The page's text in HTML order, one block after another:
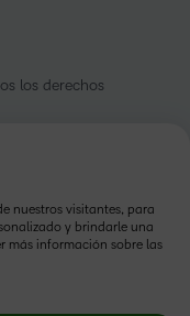
los derechos
nuestros visitantes, para
y brindarle una
más información sobre las